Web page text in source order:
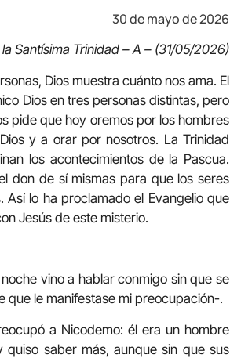
30 de mayo de 2026
Santísima Trinidad – A – (31/05/2026)
Dios muestra cuánto nos ama. El
Dios en tres personas distintas, pero
pide que hoy oremos por los hombres
y a orar por nosotros. La Trinidad
los acontecimientos de la Pascua.
don de sí mismas para que los seres
lo ha proclamado el Evangelio que
Jesús de este misterio.
vino a hablar conmigo sin que se
que le manifestase mi preocupación-.
a Nicodemo: él era un hombre
saber más, aunque sin que sus